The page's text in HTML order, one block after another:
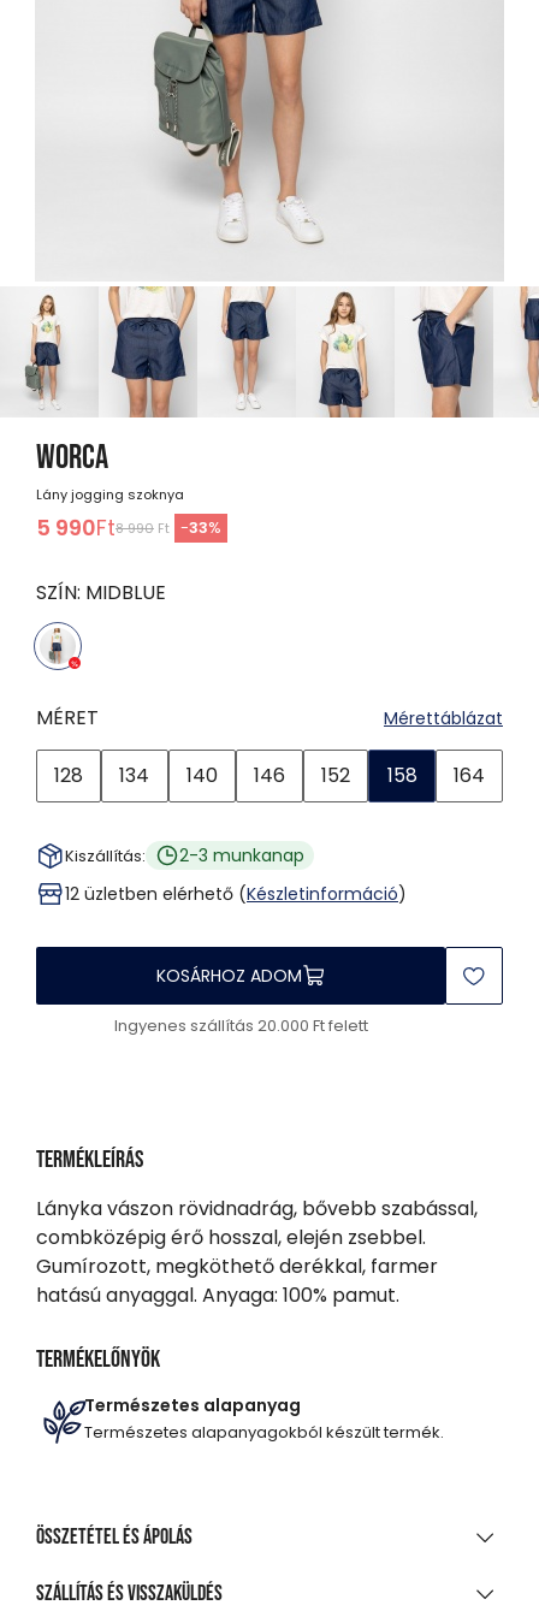
WORCA
Lány jogging szoknya
5 990Ft8 990 Ft -33%
SZÍN: MIDBLUE
MÉRET Mérettáblázat
128 134 140 146 152 158 164
Kiszállítás:
2-3 munkanap
12 üzletben elérhető (Készletinformáció)
KOSÁRHOZ ADOM
Ingyenes szállítás 20.000 Ft felett
Termékleírás
Lányka vászon rövidnadrág, bővebb szabással,
combközépig érő hosszal, elején zsebbel.
Gumírozott, megköthető derékkal, farmer
hatású anyaggal. Anyaga: 100% pamut.
Termékelőnyök
Természetes alapanyag
Természetes alapanyagokból készült termék.
Összetétel és ápolás
ANYAGÖSSZETÉTEL
Szállítás és visszaküldés